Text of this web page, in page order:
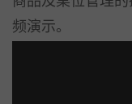
频演示。